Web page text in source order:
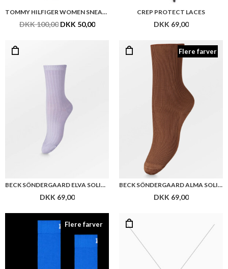
TOMMY HILFIGER WOMEN SNEAKER 2P
DKK 100,00 DKK 50,00
CREP PROTECT LACES
DKK 69,00
BECK SÖNDERGAARD ELVA SOLID SOCK
DKK 69,00
Flere farver
BECK SÖNDERGAARD ALMA SOLID SOCK
DKK 69,00
Flere farver